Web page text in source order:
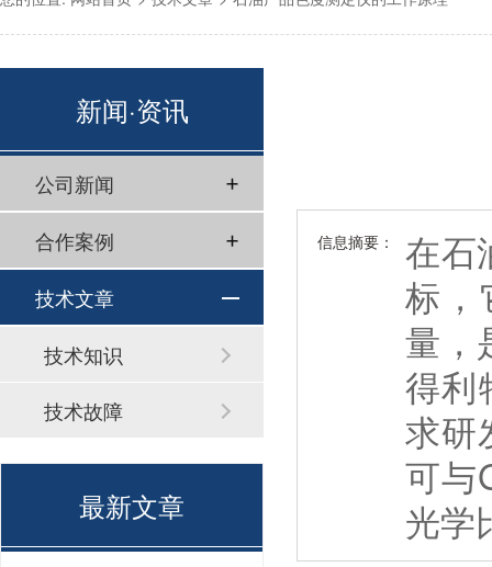
信息摘要：
在石
标，
量，
得利
求研
可与
光学
新闻·资讯
公司新闻
合作案例
技术文章
技术知识
技术故障
最新文章